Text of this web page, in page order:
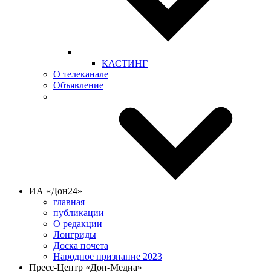
КАСТИНГ
О телеканале
Объявление
ИА «Дон24»
главная
публикации
О редакции
Лонгриды
Доска почета
Народное признание 2023
Пресс-Центр «Дон-Медиа»